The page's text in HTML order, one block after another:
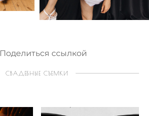
Поделиться ссылкой
СВАДЕБНЫЕ СЪЕМКИ